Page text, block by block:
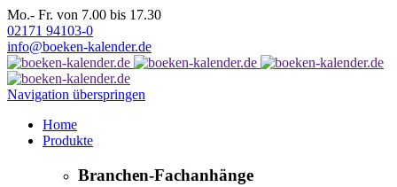
Mo.- Fr. von 7.00 bis 17.30
02171 94103-0
info@boeken-kalender.de
Navigation überspringen
Home
Produkte
Branchen-Fachanhänge